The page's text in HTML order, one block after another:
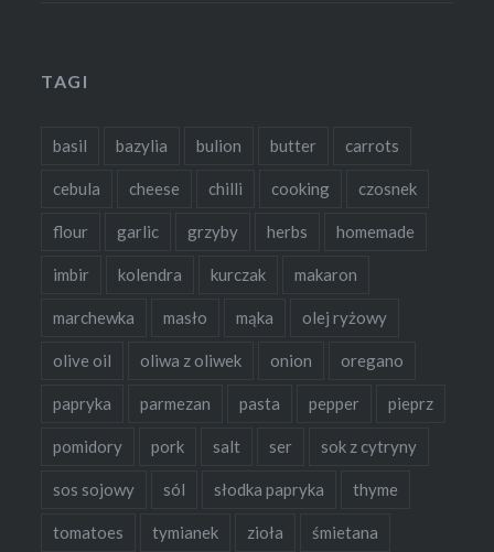
TAGI
basil bazylia bulion butter carrots
cebula cheese chilli cooking czosnek
flour garlic grzyby herbs homemade
imbir kolendra kurczak makaron
marchewka masło mąka olej ryżowy
olive oil oliwa z oliwek onion oregano
papryka parmezan pasta pepper pieprz
pomidory pork salt ser sok z cytryny
sos sojowy sól słodka papryka thyme
tomatoes tymianek zioła śmietana